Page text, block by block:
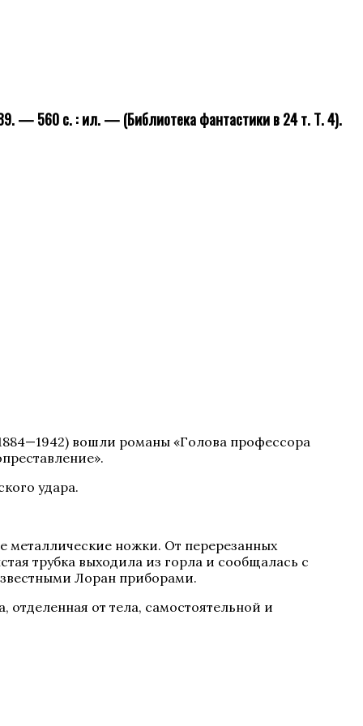
— 560 с. : ил. — (Библиотека фантастики в 24 т. Т. 4).
вошли романы «Голова профессора
удара.
металлические ножки. От перерезанных
трубка выходила из горла и сообщалась с
Лоран приборами.
от тела, самостоятельной и